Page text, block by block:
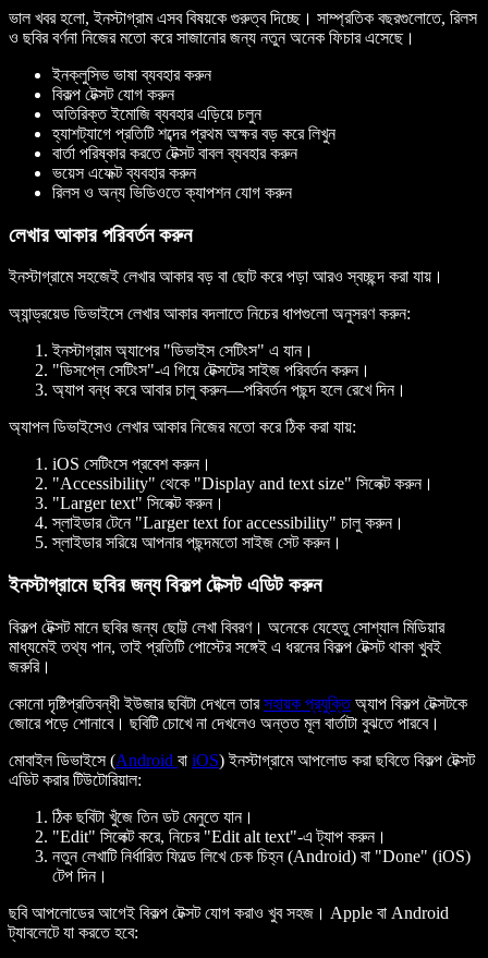
ভাল খবর হলো, ইনস্টাগ্রাম এসব বিষয়কে গুরুত্ব দিচ্ছে। সাম্প্রতিক বছরগুলোতে, রিলস
ও ছবির বর্ণনা নিজের মতো করে সাজানোর জন্য নতুন অনেক ফিচার এসেছে।
ইনক্লুসিভ ভাষা ব্যবহার করুন
বিকল্প টেক্সট যোগ করুন
অতিরিক্ত ইমোজি ব্যবহার এড়িয়ে চলুন
হ্যাশট্যাগে প্রতিটি শব্দের প্রথম অক্ষর বড় করে লিখুন
বার্তা পরিষ্কার করতে টেক্সট বাবল ব্যবহার করুন
ভয়েস এফেক্ট ব্যবহার করুন
রিলস ও অন্য ভিডিওতে ক্যাপশন যোগ করুন
লেখার আকার পরিবর্তন করুন
ইনস্টাগ্রামে সহজেই লেখার আকার বড় বা ছোট করে পড়া আরও স্বচ্ছন্দ করা যায়।
অ্যান্ড্রয়েড ডিভাইসে লেখার আকার বদলাতে নিচের ধাপগুলো অনুসরণ করুন:
ইনস্টাগ্রাম অ্যাপের "ডিভাইস সেটিংস" এ যান।
"ডিসপ্লে সেটিংস"-এ গিয়ে টেক্সটের সাইজ পরিবর্তন করুন।
অ্যাপ বন্ধ করে আবার চালু করুন—পরিবর্তন পছন্দ হলে রেখে দিন।
অ্যাপল ডিভাইসেও লেখার আকার নিজের মতো করে ঠিক করা যায়:
iOS সেটিংসে প্রবেশ করুন।
"Accessibility" থেকে "Display and text size" সিলেক্ট করুন।
"Larger text" সিলেক্ট করুন।
স্লাইডার টেনে "Larger text for accessibility" চালু করুন।
স্লাইডার সরিয়ে আপনার পছন্দমতো সাইজ সেট করুন।
ইনস্টাগ্রামে ছবির জন্য বিকল্প টেক্সট এডিট করুন
বিকল্প টেক্সট মানে ছবির জন্য ছোট্ট লেখা বিবরণ। অনেকে যেহেতু সোশ্যাল মিডিয়ার
মাধ্যমেই তথ্য পান, তাই প্রতিটি পোস্টের সঙ্গেই এ ধরনের বিকল্প টেক্সট থাকা খুবই
জরুরি।
কোনো দৃষ্টিপ্রতিবন্ধী ইউজার ছবিটা দেখলে তারসহায়ক প্রযুক্তিঅ্যাপ বিকল্প টেক্সটকে
জোরে পড়ে শোনাবে। ছবিটি চোখে না দেখলেও অন্তত মূল বার্তাটা বুঝতে পারবে।
মোবাইল ডিভাইসে (Android বা iOS) ইনস্টাগ্রামে আপলোড করা ছবিতে বিকল্প টেক্সট
এডিট করার টিউটোরিয়াল:
ঠিক ছবিটা খুঁজে তিন ডট মেনুতে যান।
"Edit" সিলেক্ট করে, নিচের "Edit alt text"-এ ট্যাপ করুন।
নতুন লেখাটি নির্ধারিত ফিল্ডে লিখে চেক চিহ্ন (Android) বা "Done" (iOS)
টেপ দিন।
ছবি আপলোডের আগেই বিকল্প টেক্সট যোগ করাও খুব সহজ। Apple বা Android
ট্যাবলেটে যা করতে হবে: